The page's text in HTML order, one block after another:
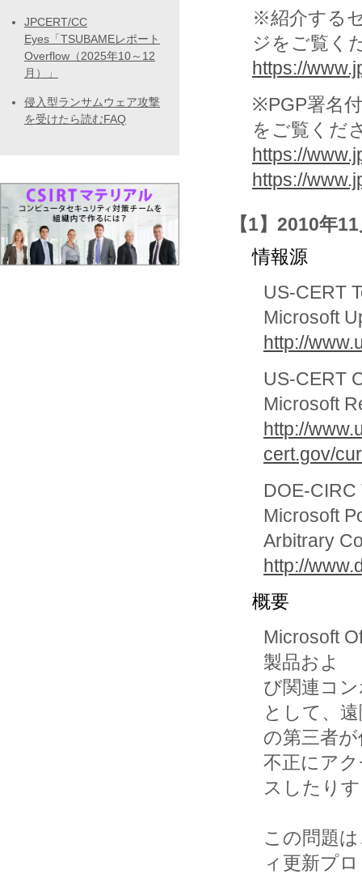
※紹介する
ジをご覧く
https://
※PGP署名
をご覧くだ
https://
https://
【1】2010年
情報源
US-CERT
Microsoft
http://
US-CERT
Microsoft
http://
cert.gov/
DOE-CIRC
Microsoft
Arbitrary
http://
概要
Microsoft
製品およ
び関連コ
として、
の第三者
不正にア
スしたり
この問題
ィ更新プロ
JPCERT/CC
Eyes「TSUBAMEレポート
Overflow（2025年10～12
月）」
侵入型ランサムウェア攻撃
を受けたら読むFAQ